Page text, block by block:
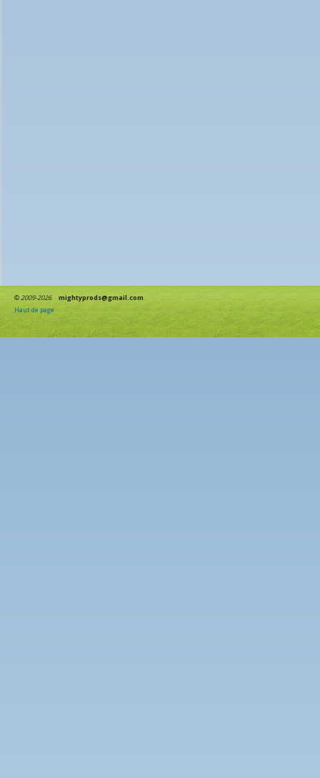
©2009-2026
mightyprods@gmail.com
Haut de page